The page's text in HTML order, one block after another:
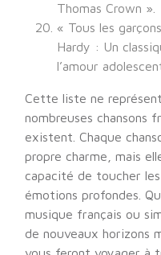
Thomas Crown ».
« Tous les
Hardy : Un
l’amour
Cette liste ne
nombreuses chansons
existent. Chaque
propre charme, mais
capacité de toucher
émotions profondes.
musique français ou
de nouveaux horizons